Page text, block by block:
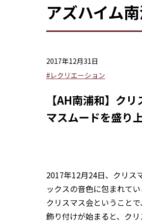
アズハイム
2017年12月31日
#レクリエーション
【AH南浦和】ク
マスムードを盛り
2017年12月24日、クリス
ックスの音色に包まれてい
クリスマス会ということ
飾り付けが始まると、ク